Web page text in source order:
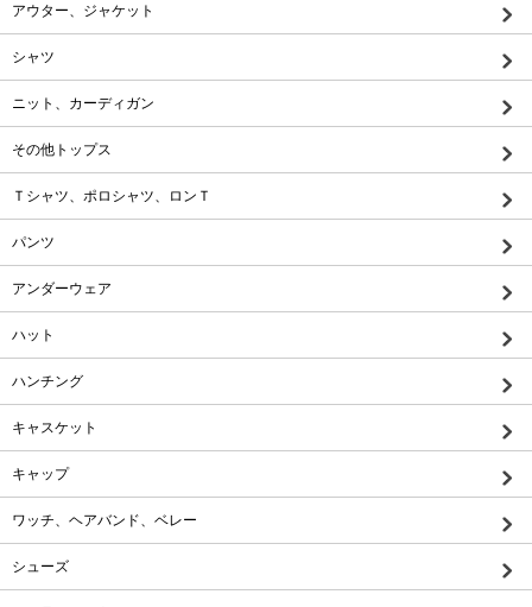
アウター、ジャケット
シャツ
ニット、カーディガン
その他トップス
Ｔシャツ、ポロシャツ、ロンＴ
パンツ
アンダーウェア
ハット
ハンチング
キャスケット
キャップ
ワッチ、ヘアバンド、ベレー
シューズ